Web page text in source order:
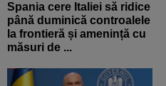
Spania cere Italiei să ridice
până duminică controalele
la frontieră și amenință cu
măsuri de ...